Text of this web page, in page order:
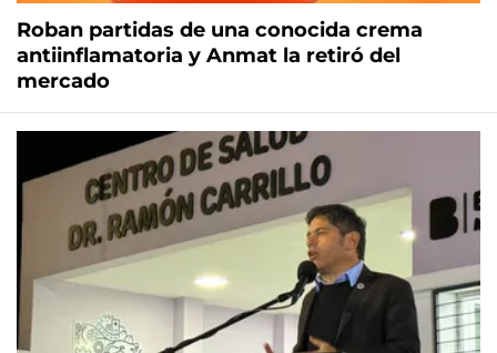
Roban partidas de una conocida crema
antiinflamatoria y Anmat la retiró del
mercado